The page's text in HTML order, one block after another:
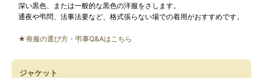
深い黒色、または一般的な黒色の洋服をさします。
通夜や弔問、法事法要など、格式張らない場での着用がおすすめです。
★喪服の選び方・弔事Q&Aはこちら
ジャケット